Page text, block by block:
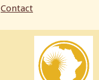
Contact